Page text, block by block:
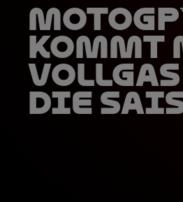
kommt
die